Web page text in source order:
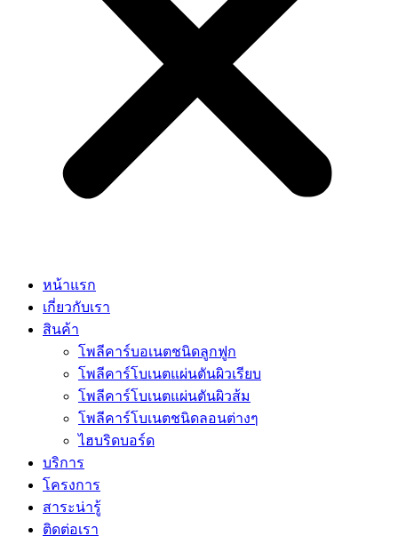
หน้าแรก
เกี่ยวกับเรา
สินค้า
โพลีคาร์บอเนตชนิดลูกฟูก
โพลีคาร์โบเนตแผ่นตันผิวเรียบ
โพลีคาร์โบเนตแผ่นตันผิวส้ม
โพลีคาร์โบเนตชนิดลอนต่างๆ
ไฮบริดบอร์ด
บริการ
โครงการ
สาระน่ารู้
ติดต่อเรา